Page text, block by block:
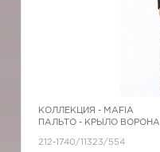
КОЛЛЕКЦИЯ - MAFIA
ПАЛЬТО - КРЫЛО ВОРОНА
212-1740/11323/554